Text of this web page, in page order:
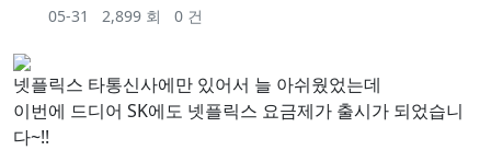
05-31 2,899 회 0 건
넷플릭스 타통신사에만 있어서 늘 아쉬웠었는데
이번에 드디어 SK에도 넷플릭스 요금제가 출시가 되었습니
다~!!